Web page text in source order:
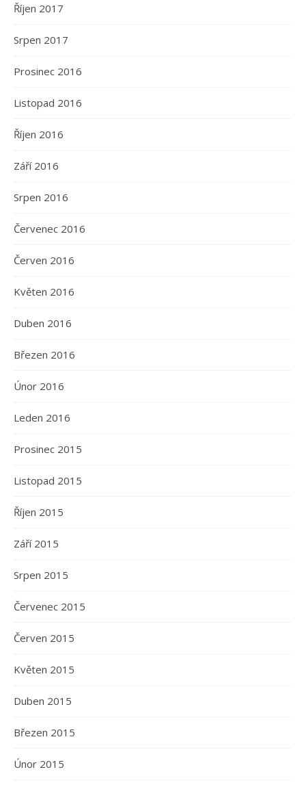
Říjen 2017
Srpen 2017
Prosinec 2016
Listopad 2016
Říjen 2016
Září 2016
Srpen 2016
Červenec 2016
Červen 2016
Květen 2016
Duben 2016
Březen 2016
Únor 2016
Leden 2016
Prosinec 2015
Listopad 2015
Říjen 2015
Září 2015
Srpen 2015
Červenec 2015
Červen 2015
Květen 2015
Duben 2015
Březen 2015
Únor 2015